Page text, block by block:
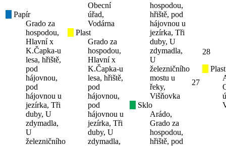
Papír
Grado za
hospodou,
Hlavní x
K.Čapka-u
lesa, hřiště,
pod
hájovnou,
pod
hájovnou u
jezírka, Tři
duby, U
zdymadla,
U
železničního
Obecní
úřad,
Vodárna
Plast
Grado za
hospodou,
Hlavní x
K.Čapka-u
lesa, hřiště,
pod
hájovnou,
pod
hájovnou u
jezírka, Tři
duby, U
zdymadla,
hospodou,
hřiště, pod
hájovnou u
jezírka, Tři
duby, U
zdymadla,
U
železničního
mostu u
řeky,
Višňovka
Sklo
Arádo,
Grado za
hospodou,
hřiště, pod
27
28
Plast